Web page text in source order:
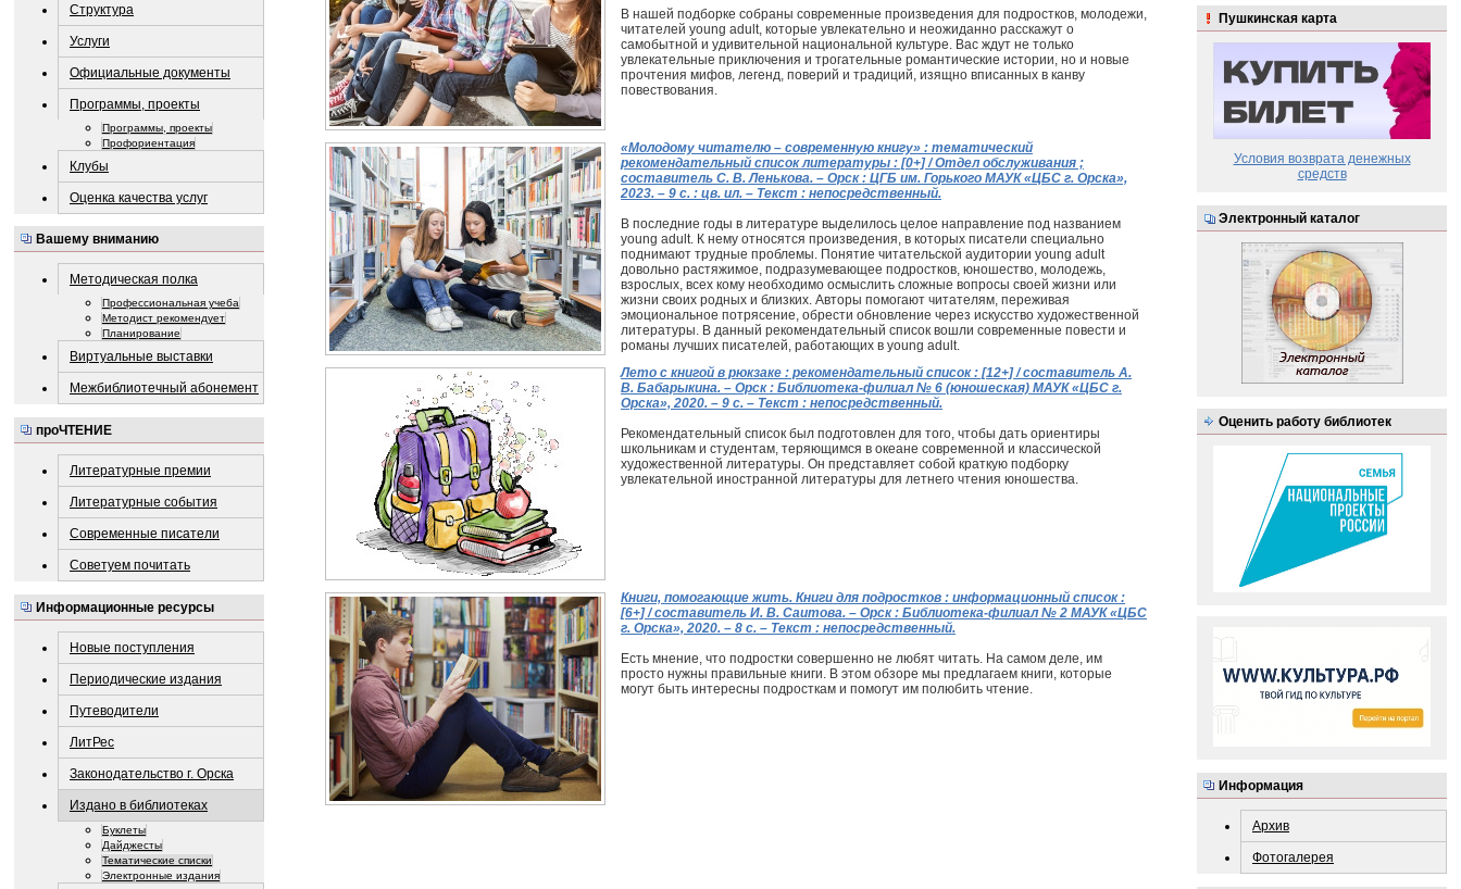
Структура
Услуги
Официальные документы
Программы, проекты
Программы, проекты
Профориентация
Клубы
Оценка качества услуг
Вашему вниманию
Методическая полка
Профессиональная учеба
Методист рекомендует
Планирование
Виртуальные выставки
Межбиблиотечный абонемент
проЧТЕНИЕ
Литературные премии
Литературные события
Современные писатели
Советуем почитать
Информационные ресурсы
Новые поступления
Периодические издания
Путеводители
ЛитРес
Законодательство г. Орска
Издано в библиотеках
Буклеты
Дайджесты
Тематические списки
Электронные издания
В нашей подборке собраны современные произведения для подростков, молодежи,
читателей young adult, которые увлекательно и неожиданно расскажут о
самобытной и удивительной национальной культуре. Вас ждут не только
увлекательные приключения и трогательные романтические истории, но и новые
прочтения мифов, легенд, поверий и традиций, изящно вписанных в канву
повествования.
«Молодому читателю – современную книгу» : тематический
рекомендательный список литературы : [0+] / Отдел обслуживания ;
составитель С. В. Ленькова. – Орск : ЦГБ им. Горького МАУК «ЦБС г. Орска»,
2023. – 9 с. : цв. ил. – Текст : непосредственный.
В последние годы в литературе выделилось целое направление под названием
young adult. К нему относятся произведения, в которых писатели специально
поднимают трудные проблемы. Понятие читательской аудитории young adult
довольно растяжимое, подразумевающее подростков, юношество, молодежь,
взрослых, всех кому необходимо осмыслить сложные вопросы своей жизни или
жизни своих родных и близких. Авторы помогают читателям, переживая
эмоциональное потрясение, обрести обновление через искусство художественной
литературы. В данный рекомендательный список вошли современные повести и
романы лучших писателей, работающих в young adult.
Лето с книгой в рюкзаке : рекомендательный список : [12+] / составитель А.
В. Бабарыкина. – Орск : Библиотека-филиал № 6 (юношеская) МАУК «ЦБС г.
Орска», 2020. – 9 с. – Текст : непосредственный.
Рекомендательный список был подготовлен для того, чтобы дать ориентиры
школьникам и студентам, теряющимся в океане современной и классической
художественной литературы. Он представляет собой краткую подборку
увлекательной иностранной литературы для летнего чтения юношества.
Книги, помогающие жить. Книги для подростков : информационный список :
[6+] / составитель И. В. Саитова. – Орск : Библиотека-филиал № 2 МАУК «ЦБС
г. Орска», 2020. – 8 с. – Текст : непосредственный.
Есть мнение, что подростки совершенно не любят читать. На самом деле, им
просто нужны правильные книги. В этом обзоре мы предлагаем книги, которые
могут быть интересны подросткам и помогут им полюбить чтение.
Пушкинская карта
Условия возврата денежных
средств
Электронный каталог
Оценить работу библиотек
Информация
Архив
Фотогалерея